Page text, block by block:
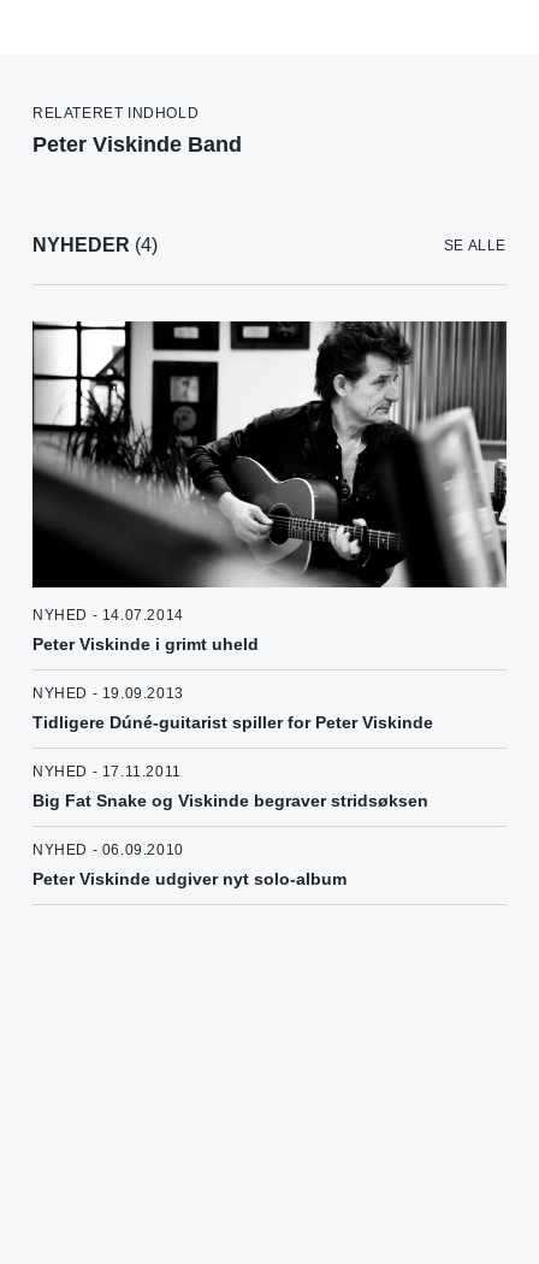
RELATERET INDHOLD
Peter Viskinde Band
NYHEDER (4) SE ALLE
NYHED - 14.07.2014
Peter Viskinde i grimt uheld
NYHED - 19.09.2013
Tidligere Dúné-guitarist spiller for Peter Viskinde
NYHED - 17.11.2011
Big Fat Snake og Viskinde begraver stridsøksen
NYHED - 06.09.2010
Peter Viskinde udgiver nyt solo-album